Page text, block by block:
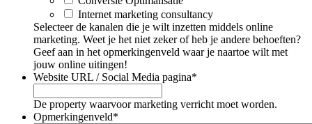
Internet marketing consultancy
Selecteer de kanalen die je wilt inzetten middels online
marketing. Weet je het niet zeker of heb je andere behoeften?
Geef aan in het opmerkingenveld waar je naartoe wilt met
jouw online uitingen!
Website URL / Social Media pagina*
De property waarvoor marketing verricht moet worden.
Opmerkingenveld*